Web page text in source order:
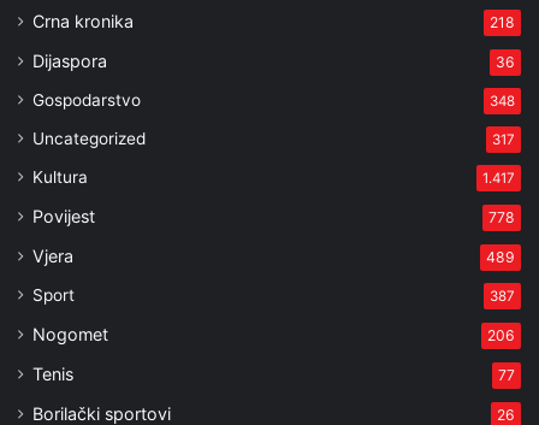
Crna kronika 218
Dijaspora 36
Gospodarstvo 348
Uncategorized 317
Kultura 1.417
Povijest 778
Vjera 489
Sport 387
Nogomet 206
Tenis 77
Borilački sportovi 26